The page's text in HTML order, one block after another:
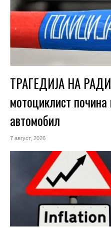
ТРАГЕДИЈА НА
мотоциклист
автомобил
7 август, 2026